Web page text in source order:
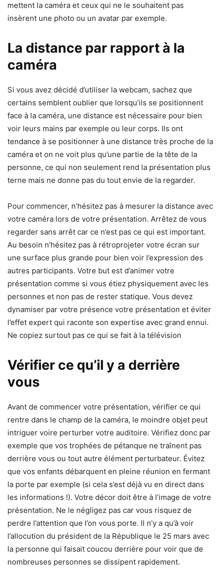
mettent la caméra et ceux qui ne le souhaitent pas
insèrent une photo ou un avatar par exemple.
La distance par rapport à la
caméra
Si vous avez décidé d’utiliser la webcam, sachez que
certains semblent oublier que lorsqu’ils se positionnent
face à la caméra, une distance est nécessaire pour bien
voir leurs mains par exemple ou leur corps. Ils ont
tendance à se positionner à une distance très proche de la
caméra et on ne voit plus qu’une partie de la tête de la
personne, ce qui non seulement rend la présentation plus
terne mais ne donne pas du tout envie de la regarder.
Pour commencer, n’hésitez pas à mesurer la distance avec
votre caméra lors de votre présentation. Arrêtez de vous
regarder sans arrêt car ce n’est pas ce qui est important.
Au besoin n’hésitez pas à rétroprojeter votre écran sur
une surface plus grande pour bien voir l’expression des
autres participants. Votre but est d’animer votre
présentation comme si vous étiez physiquement avec les
personnes et non pas de rester statique. Vous devez
dynamiser par votre présence votre présentation et éviter
l’effet expert qui raconte son expertise avec grand ennui.
Ne copiez surtout pas ce qui se fait à la télévision
Vérifier ce qu’il y a derrière
vous
Avant de commencer votre présentation, vérifier ce qui
rentre dans le champ de la caméra, le moindre objet peut
intriguer voire perturber votre auditoire. Vérifiez donc par
exemple que vos trophées de pétanque ne traînent pas
derrière vous ou tout autre élément perturbateur. Évitez
que vos enfants débarquent en pleine réunion en fermant
la porte par exemple (si cela s’est déjà vu en direct dans
les informations !). Votre décor doit être à l’image de votre
présentation. Ne le négligez pas car vous risquez de
perdre l’attention que l’on vous porte. Il n’y a qu’à voir
l’allocution du président de la République le 25 mars avec
la personne qui faisait coucou derrière pour voir que de
nombreuses personnes se dissipent rapidement.